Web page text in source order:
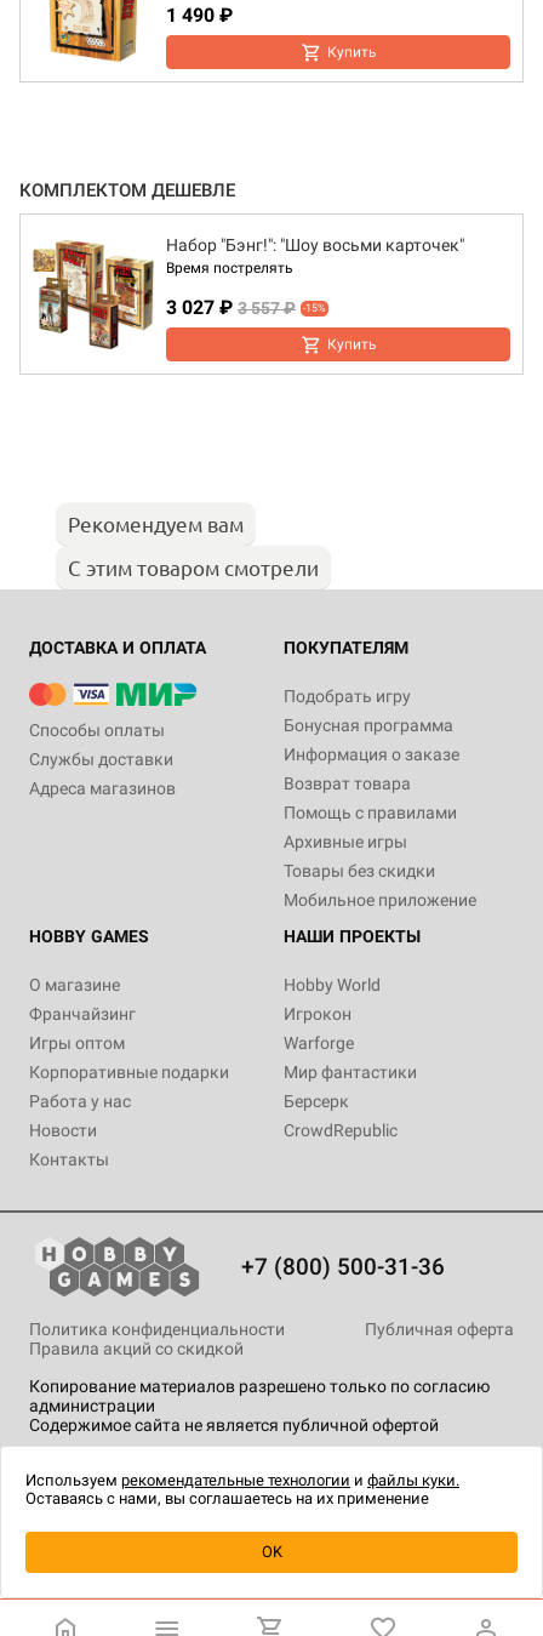
Купить
1 490 ₽
Купить
КОМПЛЕКТОМ ДЕШЕВЛЕ
Набор "Бэнг!": "Шоу восьми карточек"
Время пострелять
3 027 ₽ 3 557 ₽ -15%
Купить
Рекомендуем вам
С этим товаром смотрели
ДОСТАВКА И ОПЛАТА
Способы оплаты
Службы доставки
Адреса магазинов
ПОКУПАТЕЛЯМ
Подобрать игру
Бонусная программа
Информация о заказе
Возврат товара
Помощь с правилами
Архивные игры
Товары без скидки
Мобильное приложение
HOBBY GAMES
О магазине
Франчайзинг
Игры оптом
Корпоративные подарки
Работа у нас
Новости
Контакты
НАШИ ПРОЕКТЫ
Hobby World
Игрокон
Warforge
Мир фантастики
Берсерк
CrowdRepublic
+7 (800) 500-31-36
Копирование материалов разрешено только по согласию
администрации
Содержимое сайта не является публичной офертой
Политика конфиденциальности
Публичная оферта
Правила акций со скидкой
технологии.
Используем рекомендательные технологии и файлы куки.
Оставаясь с нами, вы соглашаетесь на их применение
OK